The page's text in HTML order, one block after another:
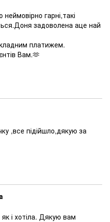
гарні,такі
задоволена аце най
платижем.
Вам.🫶
,все підійшло,дякую за
і хотіла. Дякую вам